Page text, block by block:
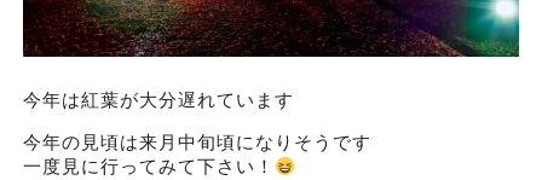
今年は紅葉が大分遅れています
今年の見頃は来月中旬頃になりそうです
一度見に行ってみて下さい！